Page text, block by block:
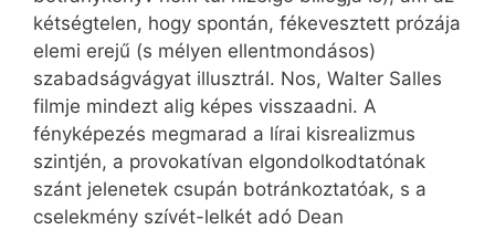
kétségtelen, hogy spontán, fékevesztett prózája
elemi erejű (s mélyen ellentmondásos)
szabadságvágyat illusztrál. Nos, Walter Salles
filmje mindezt alig képes visszaadni. A
fényképezés megmarad a lírai kisrealizmus
szintjén, a provokatívan elgondolkodtatónak
szánt jelenetek csupán botránkoztatóak, s a
cselekmény szívét-lelkét adó Dean